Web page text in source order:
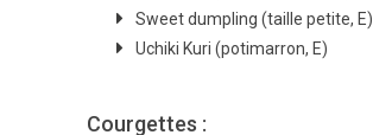
Sweet dumpling (taille petite, E)
Uchiki Kuri (potimarron, E)
Courgettes :